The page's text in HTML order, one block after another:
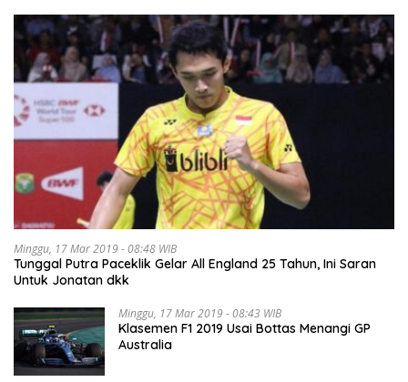
Minggu, 17 Mar 2019 - 08:48 WIB
Tunggal Putra Paceklik Gelar All England 25 Tahun, Ini Saran
Untuk Jonatan dkk
Minggu, 17 Mar 2019 - 08:43 WIB
Klasemen F1 2019 Usai Bottas Menangi GP
Australia